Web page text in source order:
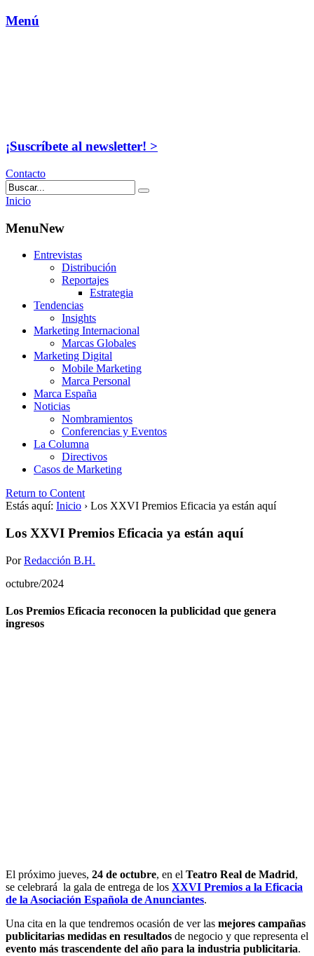
Menú
¡Suscríbete al newsletter! >
Contacto
Inicio
MenuNew
Entrevistas
Distribución
Reportajes
Estrategia
Tendencias
Insights
Marketing Internacional
Marcas Globales
Marketing Digital
Mobile Marketing
Marca Personal
Marca España
Noticias
Nombramientos
Conferencias y Eventos
La Columna
Directivos
Casos de Marketing
Return to Content
Estás aquí: Inicio › Los XXVI Premios Eficacia ya están aquí
Los XXVI Premios Eficacia ya están aquí
PorRedacción B.H.
octubre/2024
Los Premios Eficacia reconocen la publicidad que genera
ingresos
El próximo jueves, 24 de octubre, en el Teatro Real de Madrid,
se celebrará la gala de entrega de los XXVI Premios a la Eficacia
de la Asociación Española de Anunciantes.
Una cita en la que tendremos ocasión de ver las mejores campañas
publicitarias medidas en resultados de negocio y que representa el
evento más trascendente del año para la industria publicitaria.